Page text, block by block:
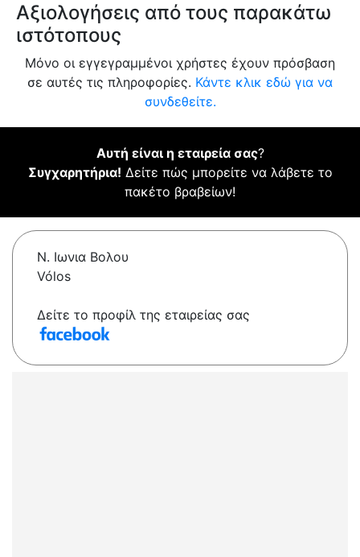
Αξιολογήσεις από τους παρακάτω
ιστότοπους
Μόνο οι εγγεγραμμένοι χρήστες έχουν πρόσβαση
σε αυτές τις πληροφορίες. Κάντε κλικ εδώ για να
συνδεθείτε.
Αυτή είναι η εταιρεία σας?
Συγχαρητήρια! Δείτε πώς μπορείτε να λάβετε το
πακέτο βραβείων!
Ν. Ιωνια Βολου
Vólos
Δείτε το προφίλ της εταιρείας σας